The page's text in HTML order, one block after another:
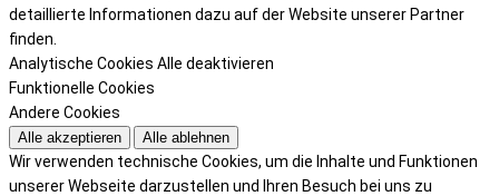
detaillierte Informationen dazu auf der Website unserer Partner
finden.
Analytische Cookies Alle deaktivieren
Funktionelle Cookies
Andere Cookies
Alle akzeptieren Alle ablehnen
Wir verwenden technische Cookies, um die Inhalte und Funktionen
unserer Webseite darzustellen und Ihren Besuch bei uns zu